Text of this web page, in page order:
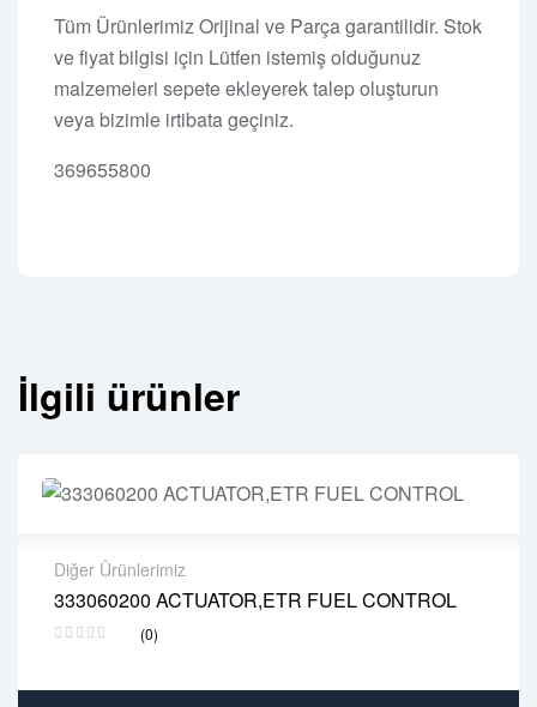
Tüm Ürünlerimiz Orijinal ve Parça garantilidir. Stok
ve fiyat bilgisi için Lütfen istemiş olduğunuz
malzemeleri sepete ekleyerek talep oluşturun
veya bizimle irtibata geçiniz.
369655800
İlgili ürünler
Diğer Ürünlerimiz
333060200 ACTUATOR,ETR FUEL CONTROL
(0)
2 years warranty
Delivery time: 1-2 business days